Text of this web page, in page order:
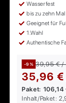
Wasserfest
bis zu zehn
Geeignet für
1.Wahl
Authentische
-9 % 39,95 € /
35,96 €
Paket: 106,14
Inhalt/Paket: